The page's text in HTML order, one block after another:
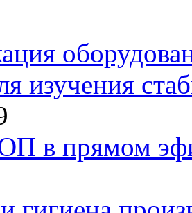
изучения
в прямом